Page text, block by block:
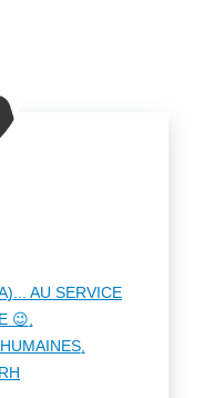
AU SERVICE
😉